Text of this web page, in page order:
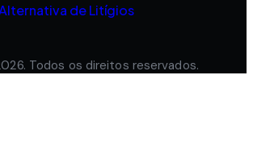
de Litígios
Todos os direitos reservados.